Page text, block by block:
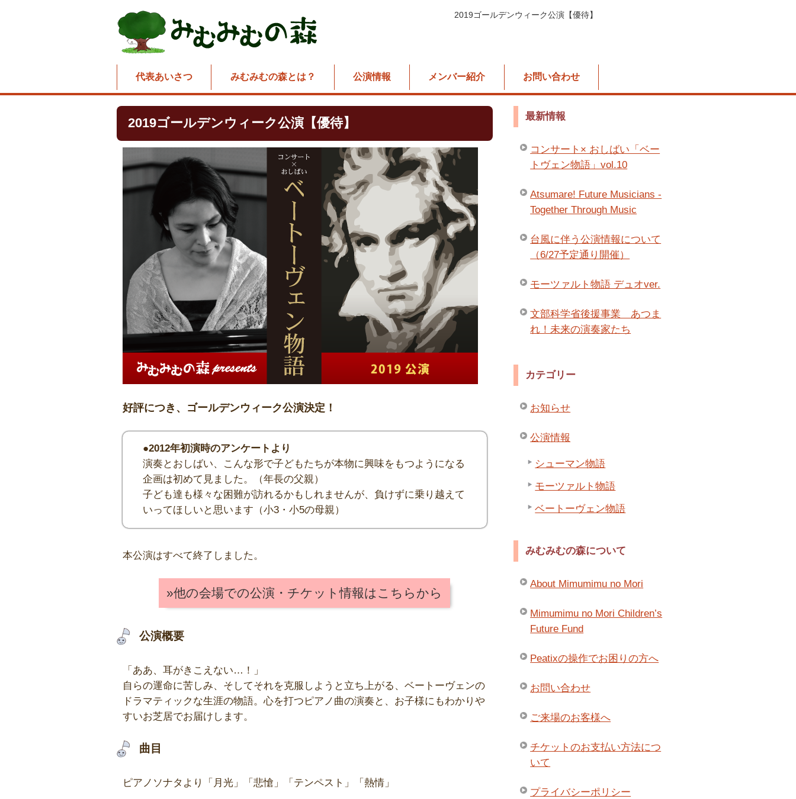
2019ゴールデンウィーク公演【優待】
代表あいさつ みむみむの森とは？ 公演情報 メンバー紹介 お問い合わせ
2019ゴールデンウィーク公演【優待】
好評につき、ゴールデンウィーク公演決定！
●2012年初演時のアンケートより
演奏とおしばい、こんな形で子どもたちが本物に興味をもつようになる
企画は初めて見ました。（年長の父親）
子ども達も様々な困難が訪れるかもしれませんが、負けずに乗り越えて
いってほしいと思います（小3・小5の母親）
本公演はすべて終了しました。
»他の会場での公演・チケット情報はこちらから
公演概要
「ああ、耳がきこえない…！」
自らの運命に苦しみ、そしてそれを克服しようと立ち上がる、ベートーヴェンの
ドラマティックな生涯の物語。心を打つピアノ曲の演奏と、お子様にもわかりや
すいお芝居でお届けします。
曲目
ピアノソナタより「月光」「悲愴」「テンペスト」「熱情」
最新情報
コンサート× おしばい「ベー
トヴェン物語」vol.10
Atsumare! Future Musicians -
Together Through Music
台風に伴う公演情報について
（6/27予定通り開催）
モーツァルト物語 デュオver.
文部科学省後援事業 あつま
れ！未来の演奏家たち
カテゴリー
お知らせ
公演情報
シューマン物語
モーツァルト物語
ベートーヴェン物語
みむみむの森について
About Mimumimu no Mori
Mimumimu no Mori Children’s
Future Fund
Peatixの操作でお困りの方へ
お問い合わせ
ご来場のお客様へ
チケットのお支払い方法につ
いて
プライバシーポリシー